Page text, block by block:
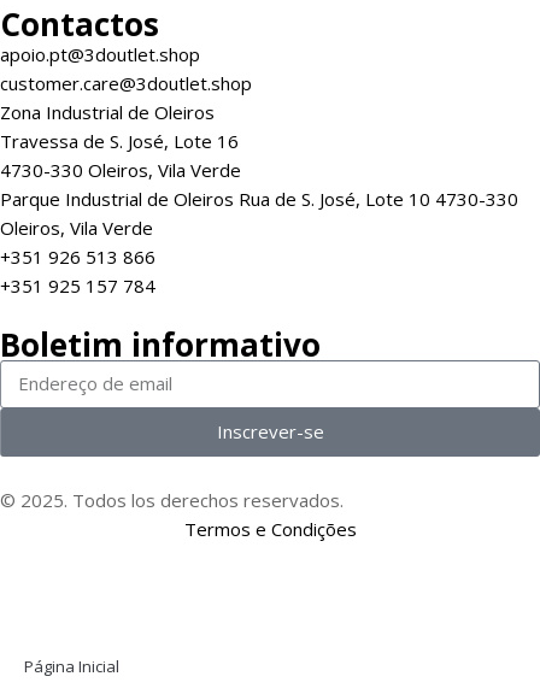
Contactos
apoio.pt@3doutlet.shop
customer.care@3doutlet.shop
Zona Industrial de Oleiros
Travessa de S. José, Lote 16
4730-330 Oleiros, Vila Verde
Parque Industrial de Oleiros Rua de S. José, Lote 10 4730-330
Oleiros, Vila Verde
+351 926 513 866
+351 925 157 784
Boletim informativo
Inscrever-se
© 2025. Todos los derechos reservados.
Termos e Condições
Página Inicial